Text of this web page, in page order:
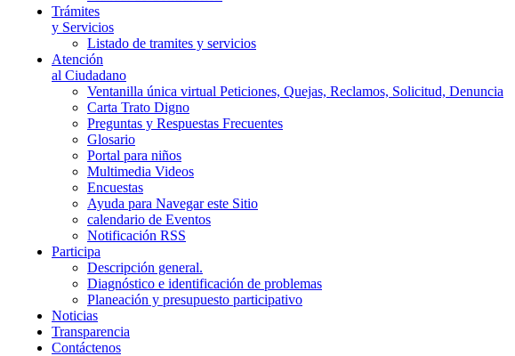
Trámites
y Servicios
Listado de tramites y servicios
Atención
al Ciudadano
Ventanilla única virtual Peticiones, Quejas, Reclamos, Solicitud, Denuncia
Carta Trato Digno
Preguntas y Respuestas Frecuentes
Glosario
Portal para niños
Multimedia Videos
Encuestas
Ayuda para Navegar este Sitio
calendario de Eventos
Notificación RSS
Participa
Descripción general.
Diagnóstico e identificación de problemas
Planeación y presupuesto participativo
Noticias
Transparencia
Contáctenos